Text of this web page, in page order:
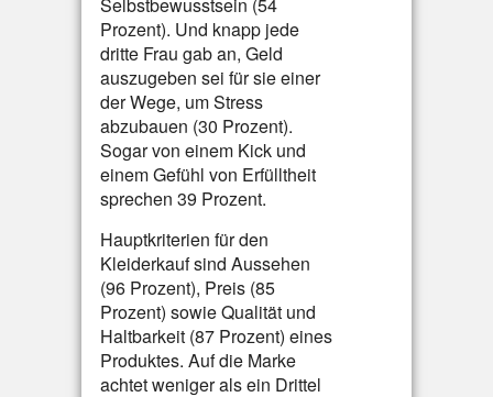
Prozent). Und knapp jede
dritte Frau gab an, Geld
auszugeben sei für sie einer
der Wege, um Stress
abzubauen (30 Prozent).
Sogar von einem Kick und
einem Gefühl von Erfülltheit
sprechen 39 Prozent.
Hauptkriterien für den
Kleiderkauf sind Aussehen
(96 Prozent), Preis (85
Prozent) sowie Qualität und
Haltbarkeit (87 Prozent) eines
Produktes. Auf die Marke
achtet weniger als ein Drittel